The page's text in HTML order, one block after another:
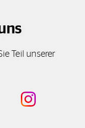
Teil unserer